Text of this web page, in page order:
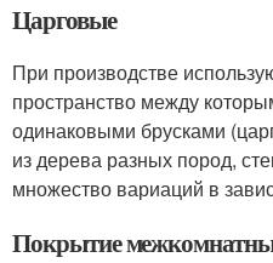
Царговые
При производстве
пространство между
одинаковыми брусками
из дерева разных пород,
множество вариаций в
Покрытие